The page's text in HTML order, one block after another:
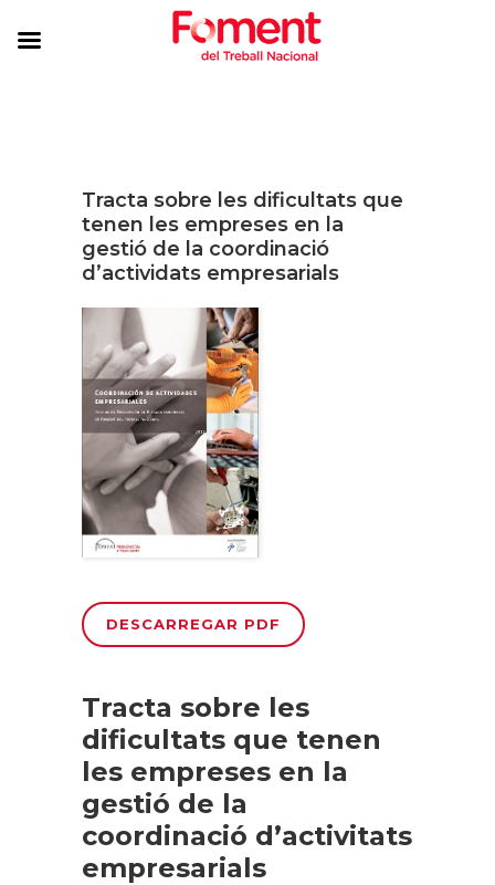
Tracta sobre les dificultats que
tenen les empreses en la
gestió de la coordinació
d’actividats empresarials
DESCARREGAR PDF
Tracta sobre les
dificultats que tenen
les empreses en la
gestió de la
coordinació d’activitats
empresarials